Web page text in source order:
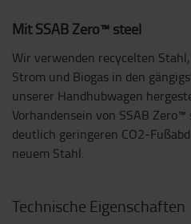
Mit SSAB Zero™ steel
Wir verwenden recycelten
Strom und Biogas in den
unserer Handhubwagen
Vorhandensein von SSAB
deutlich geringeren CO2-
neuem Stahl.
Technische Eigenschaften